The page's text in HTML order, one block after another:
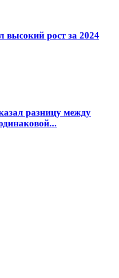
высокий рост за 2024
разницу между